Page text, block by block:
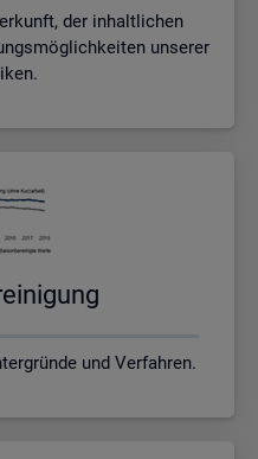
der inhaltlichen
unserer
und Verfahren.